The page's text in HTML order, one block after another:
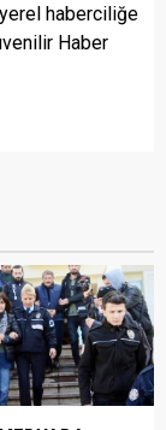
haberciliğe
Haber